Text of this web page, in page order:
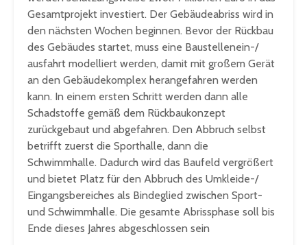
Gesamtprojekt investiert. Der Gebäudeabriss wird in
den nächsten Wochen beginnen. Bevor der Rückbau
des Gebäudes startet, muss eine Baustellenein-/
ausfahrt modelliert werden, damit mit großem Gerät
an den Gebäudekomplex herangefahren werden
kann. In einem ersten Schritt werden dann alle
Schadstoffe gemäß dem Rückbaukonzept
zurückgebaut und abgefahren. Den Abbruch selbst
betrifft zuerst die Sporthalle, dann die
Schwimmhalle. Dadurch wird das Baufeld vergrößert
und bietet Platz für den Abbruch des Umkleide-/
Eingangsbereiches als Bindeglied zwischen Sport-
und Schwimmhalle. Die gesamte Abrissphase soll bis
Ende dieses Jahres abgeschlossen sein